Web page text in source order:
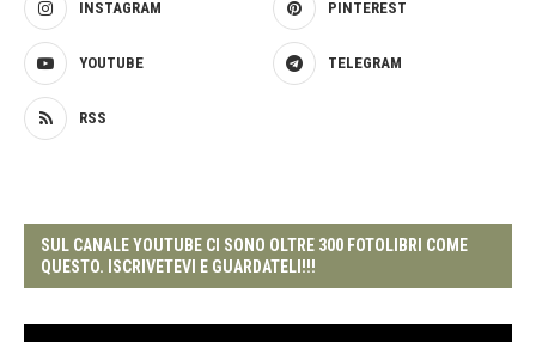
INSTAGRAM PINTEREST
YOUTUBE TELEGRAM
RSS
SUL CANALE YOUTUBE CI SONO OLTRE 300 FOTOLIBRI COME
QUESTO. ISCRIVETEVI E GUARDATELI!!!